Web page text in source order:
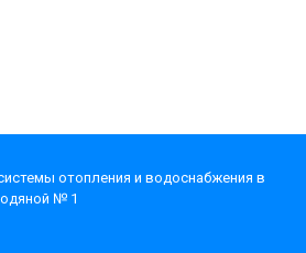
отопления и водоснабжения в
№ 1